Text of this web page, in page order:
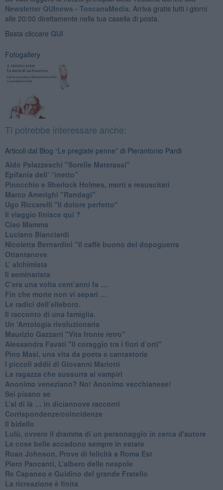
Newsletter QUInews - ToscanaMedia. Arriva gratis tutti i giorni
alle 20:00 direttamente nella tua casella di posta.
Basta cliccare QUI
Fotogallery
Ti potrebbe interessare anche:
Articoli dal Blog “Le pregiate penne” di Pierantonio Pardi
​Aldo Palazzeschi "Sorelle Materassi"
​Epifania dell’ “inetto”
Pinocchio e Sherlock Holmes, morti e resuscitati
​Marco Amerighi "Randagi"
Ugo Riccarelli "Il dolore perfetto"
​Il viaggio finisce qui ?
​Ciao Mamma
​Luciano Bianciardi
​Nicoletta Bernardini "Il caffè buono del dopoguerra
​Ottantanove
​L’ alchimista
Il seminarista
​C’era una volta cent’anni fa …
​Fin che morte non vi separi …
​Le radici dell’elleboro.
​Il racconto di una famiglia.
Un ‘Antologia rivoluzionaria
​Maurizio Gazzarri "Vita fronte retro"
​Alessandra Favati "Il coraggio tra i fiori d’orti"
​Pino Masi, una vita da poeta e cantastorie
​I piccoli addii di Giovanni Mariotti
​La ragazza che sussurra ai vampiri
​Anonimo veneziano? No! Anonimo vecchianese!
​Sei pisano se
​L’al di là … in diciannove racconti
Corrispondenze/coincidenze
Il bidello
Lulù, ovvero il dramma di un personaggio in cerca d'autore
Le cose belle accadono sempre in estate
Roan Johnson, Prove di felicità a Roma Est
Piero Pancanti, L’albero delle nespole
Re Capaneo e Guidino del grande Fratello
La ricreazione è finita